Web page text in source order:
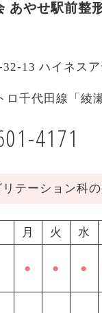
あやせ駅前整
32-13 ハイネス
ロ千代田線「綾
4171
テーション科
月 火 水
● ● ●